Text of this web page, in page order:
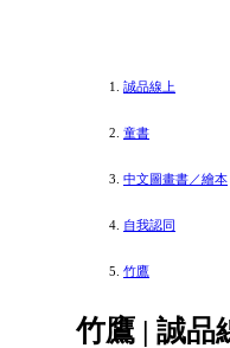
誠品線上
童書
中文圖畫書／繪本
自我認同
竹鷹
竹鷹 | 誠品